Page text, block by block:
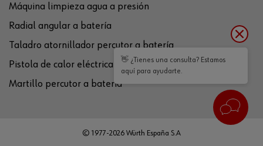
Máquina limpieza agua a presión
Radial angular a batería
Taladro atornillador percutor a batería
Pistola de calor eléctrica
Martillo percutor a batería
© 1977-2026 Würth España S.A
👋 ¿Tienes una consulta? Estamos
aquí para ayudarte.